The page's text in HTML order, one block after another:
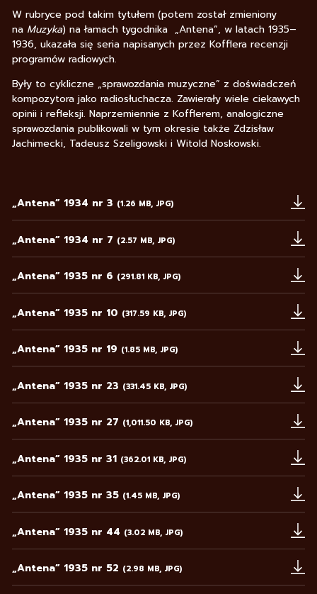
W rubryce pod takim tytułem (potem został zmieniony
na Muzyka) na łamach tygodnika „Antena”, w latach 1935–
1936, ukazała się seria napisanych przez Kofflera recenzji
programów radiowych.
Były to cykliczne „sprawozdania muzyczne” z doświadczeń
kompozytora jako radiosłuchacza. Zawierały wiele ciekawych
opinii i refleksji. Naprzemiennie z Kofflerem, analogiczne
sprawozdania publikowali w tym okresie także Zdzisław
Jachimecki, Tadeusz Szeligowski i Witold Noskowski.
„Antena” 1934 nr 3 (1.26 MB, JPG)
Uwaga, link zostanie otwarty w nowym oknie
„Antena” 1934 nr 7 (2.57 MB, JPG)
Uwaga, link zostanie otwarty w nowym oknie
„Antena” 1935 nr 6 (291.81 KB, JPG)
Uwaga, link zostanie otwarty w nowym oknie
„Antena” 1935 nr 10 (317.59 KB, JPG)
Uwaga, link zostanie otwarty w nowym oknie
„Antena” 1935 nr 19 (1.85 MB, JPG)
Uwaga, link zostanie otwarty w nowym oknie
„Antena” 1935 nr 23 (331.45 KB, JPG)
Uwaga, link zostanie otwarty w nowym oknie
„Antena” 1935 nr 27 (1,011.50 KB, JPG)
Uwaga, link zostanie otwarty w nowym oknie
„Antena” 1935 nr 31 (362.01 KB, JPG)
Uwaga, link zostanie otwarty w nowym oknie
„Antena” 1935 nr 35 (1.45 MB, JPG)
Uwaga, link zostanie otwarty w nowym oknie
„Antena” 1935 nr 44 (3.02 MB, JPG)
Uwaga, link zostanie otwarty w nowym oknie
„Antena” 1935 nr 52 (2.98 MB, JPG)
Uwaga, link zostanie otwarty w nowym oknie